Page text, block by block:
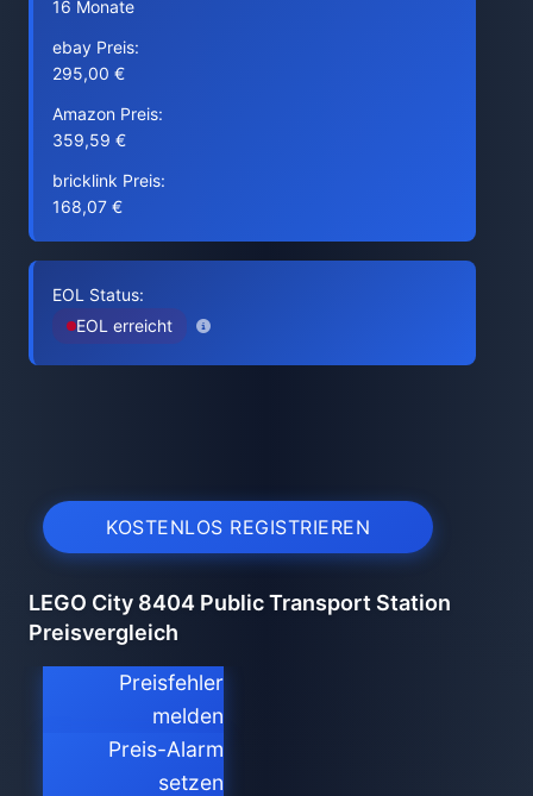
16 Monate
ebay Preis:
295,00 €
Amazon Preis:
359,59 €
bricklink Preis:
168,07 €
EOL Status:
EOL erreicht
KOSTENLOS REGISTRIEREN
LEGO City 8404 Public Transport Station
Preisvergleich
Preisfehler
melden
Preis-Alarm
setzen